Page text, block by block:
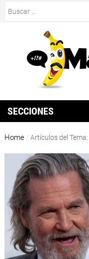
SECCIONES
Home / Artículos del Tema: